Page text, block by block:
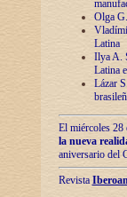
Olga
Latina
Ilya A.
Latina
Lázar
El miércoles 28
la nueva
aniversario del
Revista